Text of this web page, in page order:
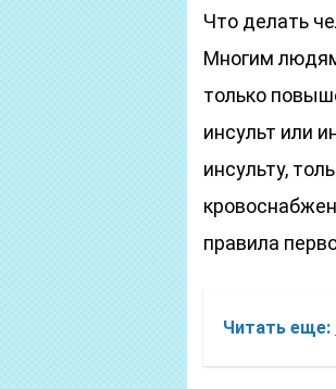
Что делать
Многим
только
инсульт или
инсульту,
правила
Читать еще: